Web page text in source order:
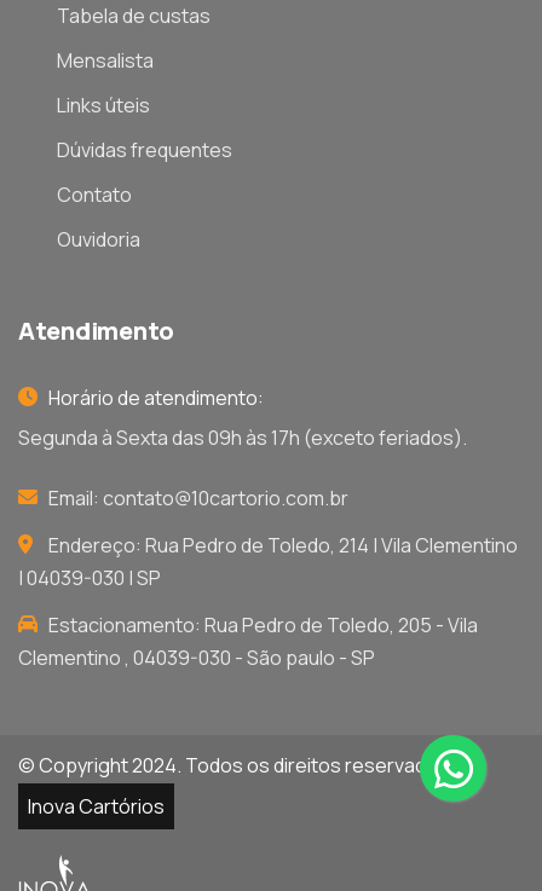
Tabela de custas
Mensalista
Links úteis
Dúvidas frequentes
Contato
Ouvidoria
Atendimento
Horário de atendimento:
Segunda à Sexta das 09h às 17h (exceto feriados).
Email: contato@10cartorio.com.br
Endereço: Rua Pedro de Toledo, 214 | Vila Clementino
| 04039-030 | SP
Estacionamento: Rua Pedro de Toledo, 205 - Vila
Clementino , 04039-030 - São paulo - SP
© Copyright 2024. Todos os direitos reservados por
Inova Cartórios